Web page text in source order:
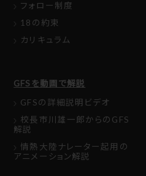
フォロー制度
18の約束
カリキュラム
GFSを動画で解説
GFSの詳細説明ビデオ
校長市川雄一郎からのGFS
解説
情熱大陸ナレーター起用の
アニメーション解説